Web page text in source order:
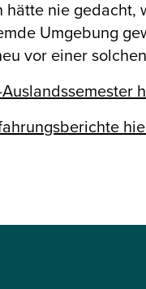
hätte nie
Umgebung
vor einer